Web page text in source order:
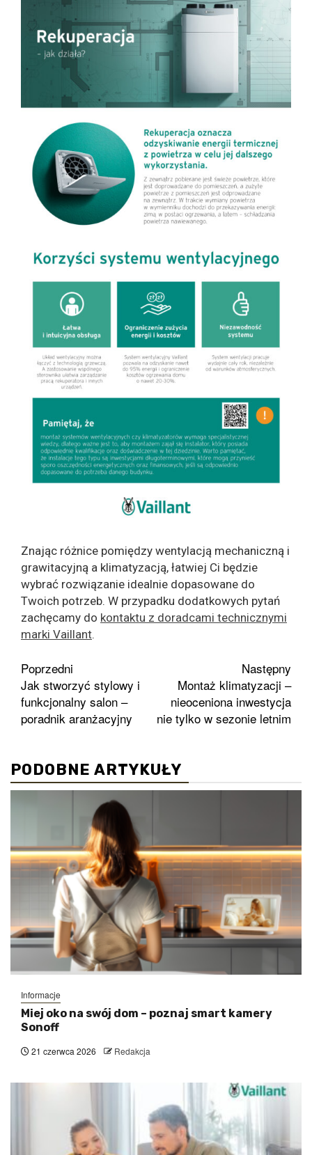
Znając różnice pomiędzy wentylacją mechaniczną i
grawitacyjną a klimatyzacją, łatwiej Ci będzie
wybrać rozwiązanie idealnie dopasowane do
Twoich potrzeb. W przypadku dodatkowych pytań
zachęcamy do kontaktu z doradcami technicznymi
marki Vaillant.
Zobacz
wpisy
Poprzedni
Jak stworzyć stylowy i
funkcjonalny salon –
poradnik aranżacyjny
Następny
Montaż klimatyzacji –
nieoceniona inwestycja
nie tylko w sezonie letnim
PODOBNE ARTYKUŁY
Informacje
Miej oko na swój dom – poznaj smart kamery
Sonoff
21 czerwca 2026 Redakcja